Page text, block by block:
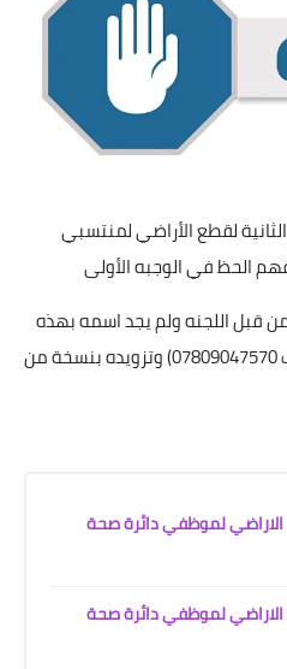
الأراضي لمنتسبي
الوجبه الأولى
ولم يجد اسمه بهذه
القوائم الاتصال بالأخ (. مزيد خلف 07809047570) وتزويده بنسخة من
دائرة صحة
دائرة صحة